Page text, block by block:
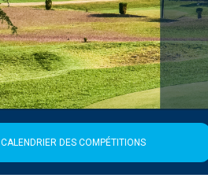
CALENDRIER DES COMPÉTITIONS